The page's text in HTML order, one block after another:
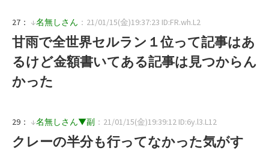
27： ↓名無しさん ：21/01/15(金)19:37:23 ID:FR.wh.L2
甘雨で全世界セルラン１位って記事はあ
るけど金額書いてある記事は見つからん
かった
29： ↓名無しさん▼副 ：21/01/15(金)19:39:12 ID:6y.l3.L12
クレーの半分も行ってなかった気がす